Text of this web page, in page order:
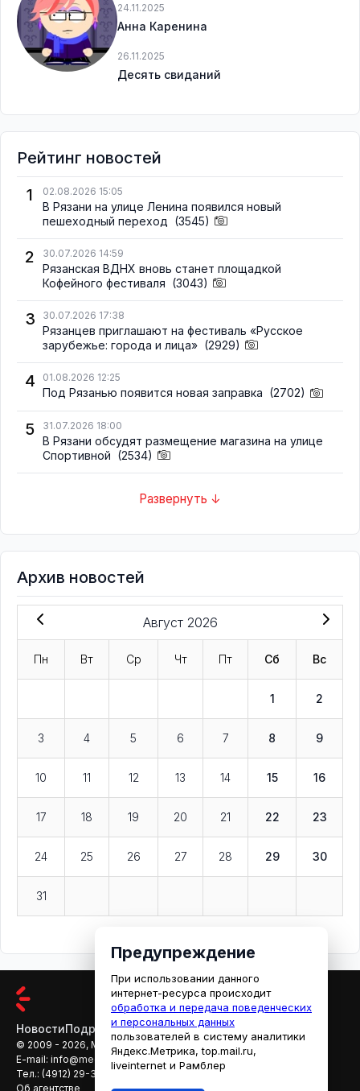
24.11.2025
Анна Каренина
26.11.2025
Десять свиданий
Рейтинг новостей
1
02.08.2026 15:05
В Рязани на улице Ленина появился новый
пешеходный переход (3545)
2 30.07.2026 14:59
Рязанская ВДНХ вновь станет площадкой
Кофейного фестиваля (3043)
3 30.07.2026 17:38
Рязанцев приглашают на фестиваль «Русское
зарубежье: города и лица» (2929)
4 01.08.2026 12:25
Под Рязанью появится новая заправка (2702)
5 31.07.2026 18:00
В Рязани обсудят размещение магазина на улице
Спортивной (2534)
Развернуть ↓
Архив новостей
Август 2026
Пн Вт Ср Чт Пт Сб Вс
1 2
3 4 5 6 7 8 9
10 11 12 13 14 15 16
17 18 19 20 21 22 23
24 25 26 27 28 29 30
31
НовостиПодробностиАфишаКино
© 2009 - 2026, МЕДИАРЯЗАНЬ
E-mail: info@mediaryazan.ru
reklama@mediaryazan.ru
Тел.: (4912) 29-33-66
Об агентстве
Предупреждение
При использовании данного
интернет-ресурса происходит
обработка и передача поведенческих
и персональных данных
пользователей в систему аналитики
Яндекс.Метрика, top.mail.ru,
liveinternet и Рамблер